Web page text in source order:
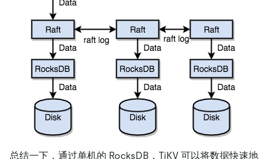
总结一下，通过单机的 RocksDB，TiKV 可以将数据快速地